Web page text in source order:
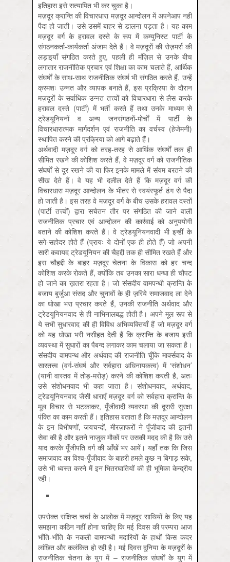
इतिहास इसे सत्यापित भी कर चुका है।
मज़दूर क्रान्ति की विचारधारा मज़दूर आन्दोलन में अपनेआप नहीं
पैदा हो जाती। उसे उसमें बाहर से डालना पड़ता है। यह काम
मज़दूर वर्ग के हरावल दस्ते के रूप में कम्युनिस्ट पार्टी के
संगठनकर्ता-कार्यकर्ता अंजाम देते हैं। वे मज़दूरों की रोज़मर्रा की
लड़ाइयाँ संगठित करते हुए, पहली ही मंज़िल से उनके बीच
लगातार राजनीतिक प्रचार एवं शिक्षा का काम चलाते हैं, आर्थिक
संघर्षों के साथ-साथ राजनीतिक संघर्ष भी संगठित करते हैं, उन्हें
क्रमशः उन्नत और व्यापक बनाते हैं, इस प्रक्रिया के दौरान
मज़दूरों के सर्वाधिक उन्नत तत्त्वों को विचारधारा से लैस करके
हरावल दस्ते (पार्टी) में भर्ती करते हैं तथा उनके माध्यम से
ट्रेडयूनियनों व अन्य जनसंगठनों-मोर्चों में पार्टी के
विचारधारात्मक मार्गदर्शन एवं राजनीति का वर्चस्व (हेजेमनी)
स्थापित करने की प्रक्रिया को आगे बढ़ाते हैं।
अर्थवादी मज़दूर वर्ग को तरह-तरह से आर्थिक संघर्षों तक ही
सीमित रखने की कोशिश करते हैं, वे मज़दूर वर्ग को राजनीतिक
संघर्षों से दूर रखने की या फिर इनके मामले में संयम बरतने की
सीख देते हैं। वे यह भी दलील देते हैं कि मज़दूर वर्ग की
विचारधारा मज़दूर आन्दोलन के भीतर से स्वयंस्फूर्त ढंग से पैदा
हो जाती है। इस तरह वे मज़दूर वर्ग के बीच उसके हरावल दस्तों
(पार्टी तत्त्वों) द्वारा सचेतन तौर पर संगठित की जाने वाली
राजनीतिक प्रचार एवं आन्दोलन की कार्रवाई को अनुपयोगी
बताने की कोशिश करते हैं। वे ट्रेडयूनियनवादी भी इन्हीं के
सगे-सहोदर होते हैं (प्रायः ये दोनों एक ही होते हैं) जो अपनी
सारी कवायद ट्रेडयूनियन की चैहद्दी तक ही सीमित रखते हैं और
इस चौहद्दी के बाहर मज़दूर चेतना के विकास को हर चन्द
कोशिश करके रोकते हैं, क्योंकि तब उनका सारा धन्धा ही चौपट
हो जाने का ख़तरा रहता है। जो संसदीय वामपन्थी क्रान्ति के
बजाय बुर्जुआ संसद और चुनावों के ही ज़रिये समाजवाद ला देने
का धोखा भरा प्रचार करते हैं, उनकी राजनीति अर्थवाद और
ट्रेडयूनियनवाद से ही नाभिनालबद्ध होती है। अपने मूल रूप से
ये सभी सुधारवाद की ही विविध अभिव्यक्तियाँ हैं जो मज़दूर वर्ग
को यह धोखा भरी नसीहत देती हैं कि क्रान्ति के बजाय इसी
व्यवस्था में सुधारों का पैबन्द लगाकर काम चलाया जा सकता है।
संसदीय वामपन्थ और अर्थवाद की राजनीति चूँकि मार्क्‍सवाद के
सारतत्त्व (वर्ग-संघर्ष और सर्वहारा अधिनायकत्व) में ‘संशोधन’
(यानी वास्तव में तोड़-मरोड़) करने की कोशिश करती है, अतः
उसे संशोधनवाद भी कहा जाता है। संशोधनवाद, अर्थवाद,
ट्रेडयूनियनवाद जैसी धाराएँ मज़दूर वर्ग को सर्वहारा क्रान्ति के
मूल विचार से भटकाकर, पूँजीवादी व्यवस्था की दूसरी सुरक्षा
पंक्ति का काम करती हैं। इतिहास बताता है कि मज़दूर आन्दोलन
के इन विभीषणों, जयचन्दों, मीरज़ाफरों ने पूँजीवाद की इतनी
सेवा की है और इतने नाजुक मौकों पर उसकी मदद की है कि उसे
याद करके पूँजीपति वर्ग की आँखें भर आयें। यहाँ तक कि जिस
समाजवाद का विश्व-पूँजीवाद के बाहरी हमले कुछ न बिगाड़ सके,
उसे भी ध्वस्त करने में इन भितरघातियों की ही भूमिका केन्द्रीय
रही।
उपरोक्त संक्षिप्त चर्चा के आलोक में मज़दूर साथियों के लिए यह
समझना कठिन नहीं होना चाहिए कि मई दिवस की परम्परा आज
भाँति-भाँति के नकली वामपन्थी मदारियों के हाथों किस कदर
लांछित और कलंकित हो रही है। मई दिवस दुनिया के मज़दूरों के
राजनीतिक चेतना के युग में – राजनीतिक संघर्षों के युग में